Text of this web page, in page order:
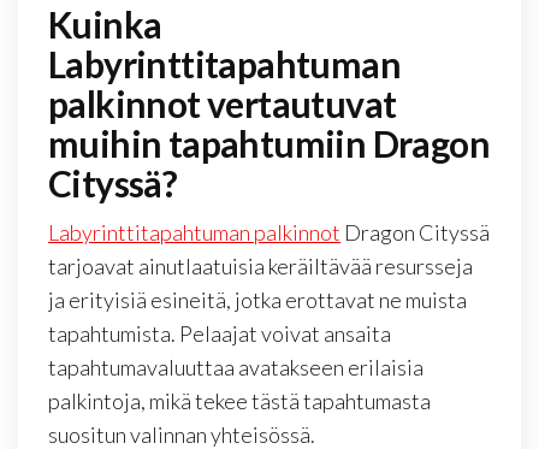
Kuinka
Labyrinttitapahtuman
palkinnot vertautuvat
muihin tapahtumiin Dragon
Cityssä?
Labyrinttitapahtuman palkinnot Dragon Cityssä
tarjoavat ainutlaatuisia keräiltävää resursseja
ja erityisiä esineitä, jotka erottavat ne muista
tapahtumista. Pelaajat voivat ansaita
tapahtumavaluuttaa avatakseen erilaisia
palkintoja, mikä tekee tästä tapahtumasta
suositun valinnan yhteisössä.